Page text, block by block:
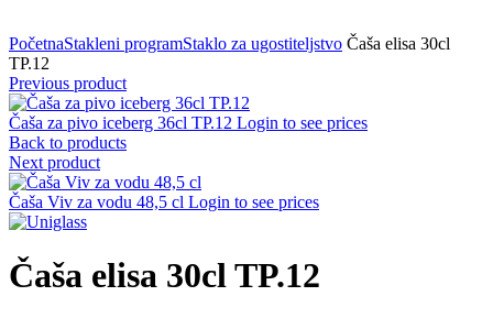
PočetnaStakleni programStaklo za ugostiteljstvo Čaša elisa 30cl
TP.12
Previous product
Čaša za pivo iceberg 36cl TP.12 Login to see prices
Back to products
Next product
Čaša Viv za vodu 48,5 cl Login to see prices
Čaša elisa 30cl TP.12